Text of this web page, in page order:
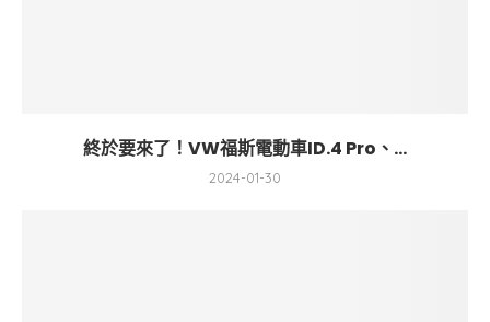
終於要來了！VW福斯電動車ID.4 Pro、...
2024-01-30